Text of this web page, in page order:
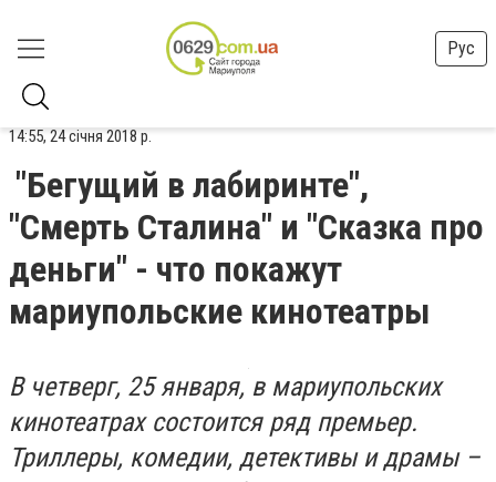
Рус
14:55, 24 січня 2018 р.
"Бегущий в лабиринте",
"Смерть Сталина" и "Сказка про
деньги" - что покажут
мариупольские кинотеатры
В четверг, 25 января, в мариупольских
кинотеатрах состоится ряд премьер.
Триллеры, комедии, детективы и драмы –